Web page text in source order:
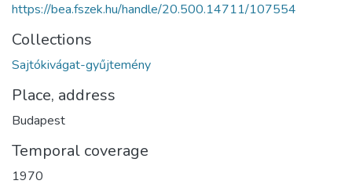
https://bea.fszek.hu/handle/20.500.14711/107554
Collections
Sajtókivágat-gyűjtemény
Place, address
Budapest
Temporal coverage
1970